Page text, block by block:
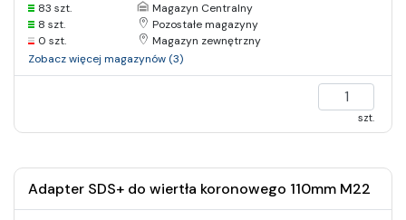
83 szt.
Magazyn Centralny
8 szt.
Pozostałe magazyny
0 szt.
Magazyn zewnętrzny
Zobacz więcej magazynów (3)
szt.
Adapter SDS+ do wiertła koronowego 110mm M22